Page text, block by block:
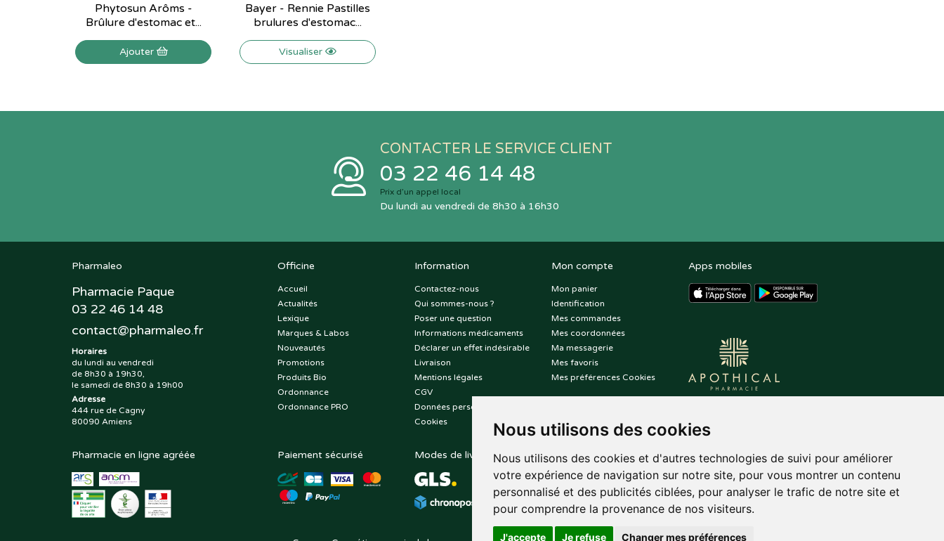
Nous utilisons des cookies
Nous utilisons des cookies et d'autres technologies de suivi pour améliorer
votre expérience de navigation sur notre site, pour vous montrer un contenu
personnalisé et des publicités ciblées, pour analyser le trafic de notre site et
pour comprendre la provenance de nos visiteurs.
J'accepte Je refuse Changer mes préférences
Phytosun Arôms -
Brûlure d'estomac et...
Ajouter
Bayer - Rennie Pastilles
brulures d'estomac...
Visualiser
CONTACTER LE SERVICE CLIENT
03 22 46 14 48
Prix d’un appel local
Du lundi au vendredi de 8h30 à 16h30
Pharmaleo
Pharmacie Paque
03 22 46 14 48
contact@pharmaleo.fr
Horaires
du lundi au vendredi
de 8h30 à 19h30,
le samedi de 8h30 à 19h00
Adresse
444 rue de Cagny
80090 Amiens
Officine
Accueil
Actualités
Lexique
Marques & Labos
Nouveautés
Promotions
Produits Bio
Ordonnance
Ordonnance PRO
Information
Contactez-nous
Qui sommes-nous ?
Poser une question
Informations médicaments
Déclarer un effet indésirable
Livraison
Mentions légales
CGV
Données personnelles
Cookies
Mon compte
Mon panier
Identification
Mes commandes
Mes coordonnées
Ma messagerie
Mes favoris
Mes préférences Cookies
Apps mobiles
Pharmacie en ligne agréée Paiement sécurisé Modes de livraison Suivez-nous sur